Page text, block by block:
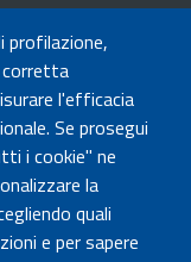
profilazione,
corretta
l'efficacia
Se prosegui
i cookie" ne
la
quali
e per sapere